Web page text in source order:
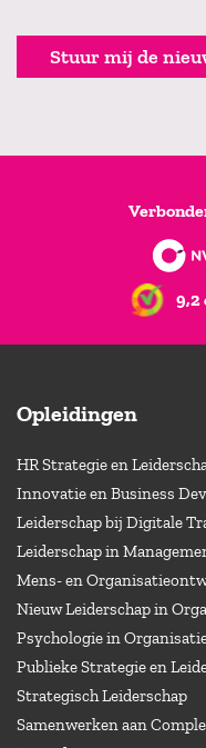
Stuur mij de
9,2
Opleidingen
HR Strategie en
Innovatie en Business
Leiderschap bij Digitale
Leiderschap in
Mens- en
Nieuw Leiderschap in
Psychologie in
Publieke Strategie en
Strategisch Leiderschap
Samenwerken aan